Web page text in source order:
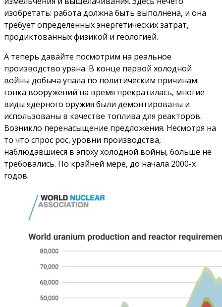
изобретать: работа должна быть выполнена, и она
требует определенных энергетических затрат,
продиктованных физикой и геологией.
А теперь давайте посмотрим на реальное
производство урана. В конце первой холодной
войны добыча упала по политическим причинам:
гонка вооружений на время прекратилась, многие
виды ядерного оружия были демонтированы и
использованы в качестве топлива для реакторов.
Возникло перенасыщение предложения. Несмотря на
то что спрос рос, уровни производства,
наблюдавшиеся в эпоху холодной войны, больше не
требовались. По крайней мере, до начала 2000-х
годов.